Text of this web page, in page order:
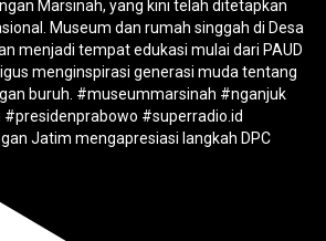
Jatim mengapresiasi langkah DPC